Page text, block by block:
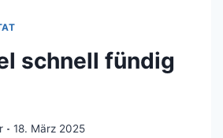
schnell fündig
18. März 2025